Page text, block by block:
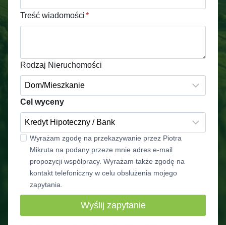
Treść wiadomości*
Rodzaj Nieruchomości
Cel wyceny
Wyrażam zgodę na przekazywanie przez Piotra
Mikruta na podany przeze mnie adres e-mail
propozycji współpracy. Wyrażam także zgodę na
kontakt telefoniczny w celu obsłużenia mojego
zapytania.
Wyślij zapytanie